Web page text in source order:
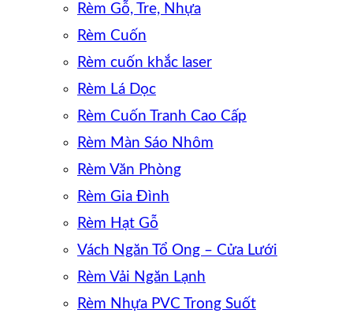
Rèm Gỗ, Tre, Nhựa
Rèm Cuốn
Rèm cuốn khắc laser
Rèm Lá Dọc
Rèm Cuốn Tranh Cao Cấp
Rèm Màn Sáo Nhôm
Rèm Văn Phòng
Rèm Gia Đình
Rèm Hạt Gỗ
Vách Ngăn Tổ Ong – Cửa Lưới
Rèm Vải Ngăn Lạnh
Rèm Nhựa PVC Trong Suốt